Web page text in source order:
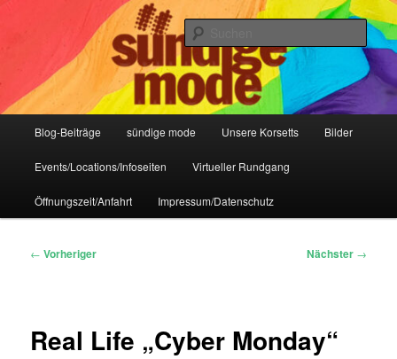
Sündige Mode Frankfurt
IHR Laden für Korsetts, Lifestyle-Mode, Club- und Dark-Wear seit 2004
Blog-Beiträge sündige mode Unsere Korsetts Bilder
Events/Locations/Infoseiten Virtueller Rundgang
Öffnungszeit/Anfahrt Impressum/Datenschutz
Beitragsnavigation
← Vorheriger Nächster →
Real Life „Cyber Monday“